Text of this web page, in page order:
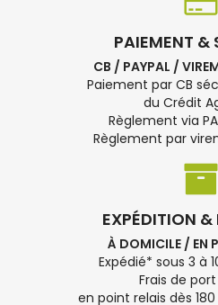
PAIEMENT &
CB / PAYPAL /
Paiement par CB
du Crédit
Règlement via
Règlement par
EXPÉDITION &
À DOMICILE / EN
Expédié* sous 3 à
Frais de
en point relais dès